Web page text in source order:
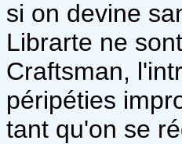
si on devine
Librarte ne
Craftsman,
péripéties
tant qu'on se